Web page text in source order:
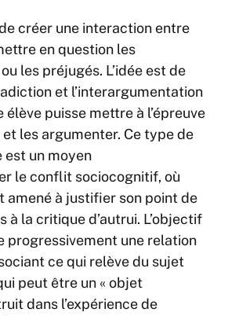
créer une interaction entre
en question les
les préjugés. L’idée est de
et l’interargumentation
élève puisse mettre à l’épreuve
les argumenter. Ce type de
est un moyen
le conflit sociocognitif, où
amené à justifier son point de
à la critique d’autrui. L’objectif
progressivement une relation
ce qui relève du sujet
peut être un « objet
dans l’expérience de